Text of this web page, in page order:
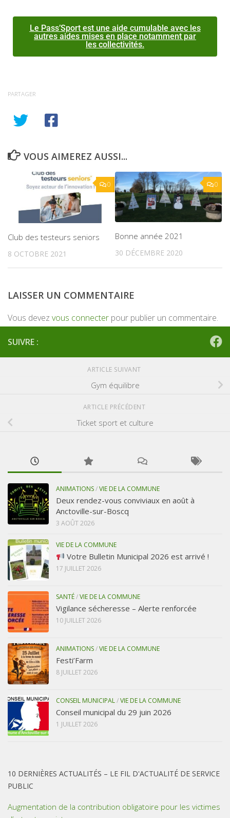
Le Pass’Sport est une aide cumulable avec les
autres aides mises en place notamment par
les collectivités.
PARTAGER
VOUS AIMEREZ AUSSI...
0
Club des testeurs seniors
8 OCTOBRE 2021
0
Bonne année 2021
30 DÉCEMBRE 2020
LAISSER UN COMMENTAIRE
Vous devez vous connecter pour publier un commentaire.
SUIVRE :
ARTICLE SUIVANT
Gym équilibre
ARTICLE PRÉCÉDENT
Ticket sport et culture
ANIMATIONS/VIE DE LA COMMUNE
Deux rendez-vous conviviaux en août à
Anctoville-sur-Boscq
3 AOÛT 2026
VIE DE LA COMMUNE
Votre Bulletin Municipal 2026 est arrivé !
17 JUILLET 2026
SANTÉ/VIE DE LA COMMUNE
Vigilance sécheresse – Alerte renforcée
10 JUILLET 2026
ANIMATIONS/VIE DE LA COMMUNE
Festi’Farm
8 JUILLET 2026
CONSEIL MUNICIPAL/VIE DE LA COMMUNE
Conseil municipal du 29 juin 2026
1 JUILLET 2026
10 DERNIÈRES ACTUALITÉS – LE FIL D'ACTUALITÉ DE SERVICE
PUBLIC
Augmentation de la contribution obligatoire pour les victimes